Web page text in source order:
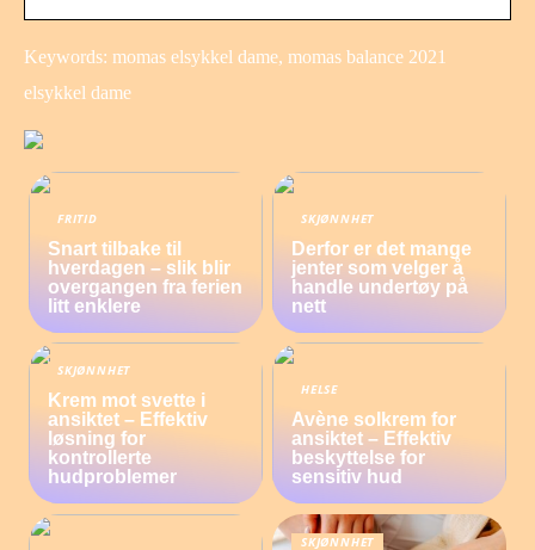
Keywords: momas elsykkel dame, momas balance 2021
elsykkel dame
FRITID
Snart tilbake til
hverdagen – slik blir
overgangen fra ferien
litt enklere
SKJØNNHET
Derfor er det mange
jenter som velger å
handle undertøy på
nett
SKJØNNHET
Krem mot svette i
ansiktet – Effektiv
løsning for
kontrollerte
hudproblemer
HELSE
Avène solkrem for
ansiktet – Effektiv
beskyttelse for
sensitiv hud
SKJØNNHET